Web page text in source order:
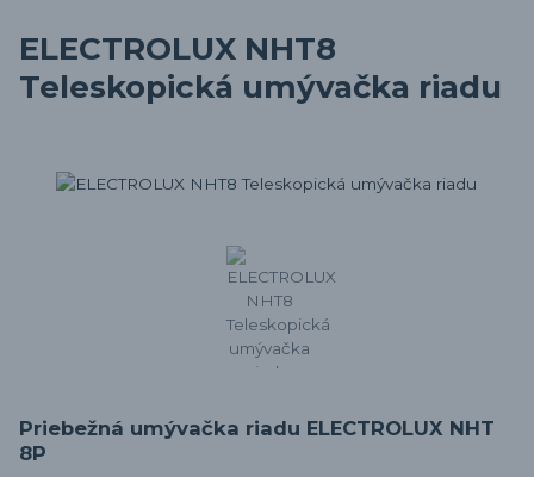
ELECTROLUX NHT8
Teleskopická umývačka riadu
Priebežná umývačka riadu ELECTROLUX NHT
8P